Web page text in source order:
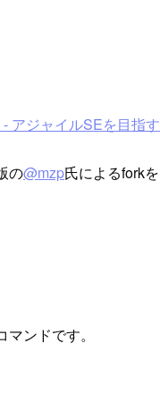
アジャイルSEを目指
の@mzp氏によるfork
ンドです。